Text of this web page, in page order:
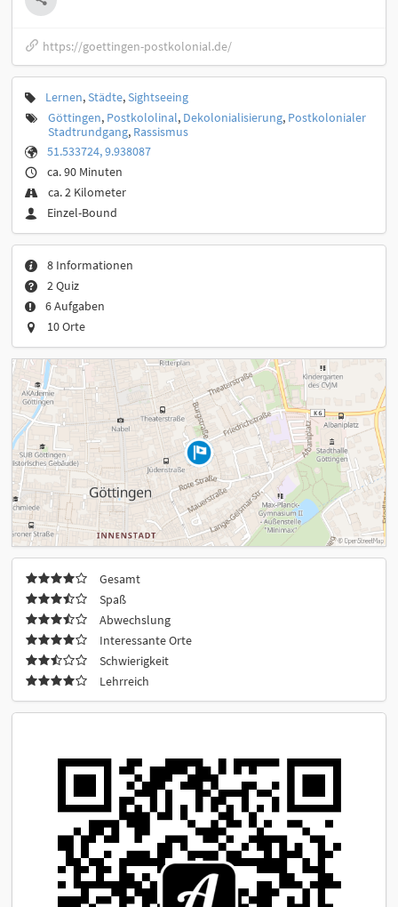
https://goettingen-postkolonial.de/
Lernen,Städte,Sightseeing
Göttingen, Postkololinal, Dekolonialisierung, Postkolonialer
Stadtrundgang, Rassismus
51.533724, 9.938087
ca. 90 Minuten
ca. 2 Kilometer
Einzel-Bound
8 Informationen
2 Quiz
6 Aufgaben
10 Orte
Gesamt
Spaß
Abwechslung
Interessante Orte
Schwierigkeit
Lehrreich